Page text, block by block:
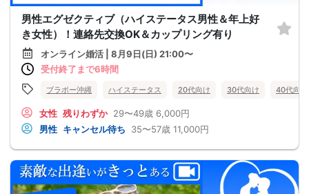
男性エグゼクティブ（ハイステータス男性＆年上好
き女性）！連絡先交換OK＆カップリング有り
オンライン婚活 | 8月9日(日) 21:00〜
受付終了まで6時間
ブラボー沖縄 ハイステータス 20代向け 30代向け 40代向け
女性 残りわずか 29〜49歳 6,000円
男性 キャンセル待ち 35〜57歳 11,000円